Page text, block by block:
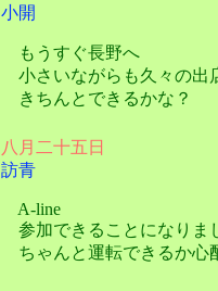
小開
もうすぐ長野へ
小さいながらも久々の出
きちんとできるかな？
八月二十五日
訪青
A-line
参加できることになりま
ちゃんと運転できるか心